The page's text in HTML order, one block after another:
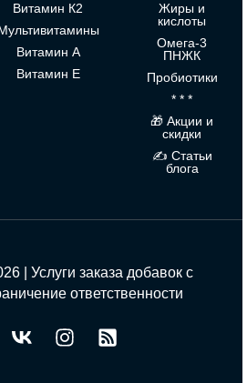
Витамин К2
Витамин А
Витамин Е
Жиры и
кислоты
Омега-3
ПНЖК
Пробиотики
* * *
🎁 Акции и
скидки
✍ Статьи
блога
| Услуги заказа добавок с
ответственности